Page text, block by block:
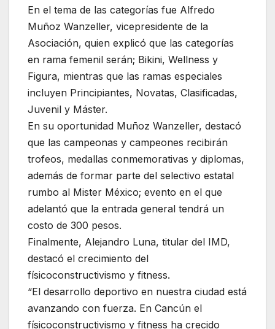
En el tema de las categorías fue Alfredo
Muñoz Wanzeller, vicepresidente de la
Asociación, quien explicó que las categorías
en rama femenil serán; Bikini, Wellness y
Figura, mientras que las ramas especiales
incluyen Principiantes, Novatas, Clasificadas,
Juvenil y Máster.
En su oportunidad Muñoz Wanzeller, destacó
que las campeonas y campeones recibirán
trofeos, medallas conmemorativas y diplomas,
además de formar parte del selectivo estatal
rumbo al Mister México; evento en el que
adelantó que la entrada general tendrá un
costo de 300 pesos.
Finalmente, Alejandro Luna, titular del IMD,
destacó el crecimiento del
físicoconstructivismo y fitness.
“El desarrollo deportivo en nuestra ciudad está
avanzando con fuerza. En Cancún el
físicoconstructivismo y fitness ha crecido